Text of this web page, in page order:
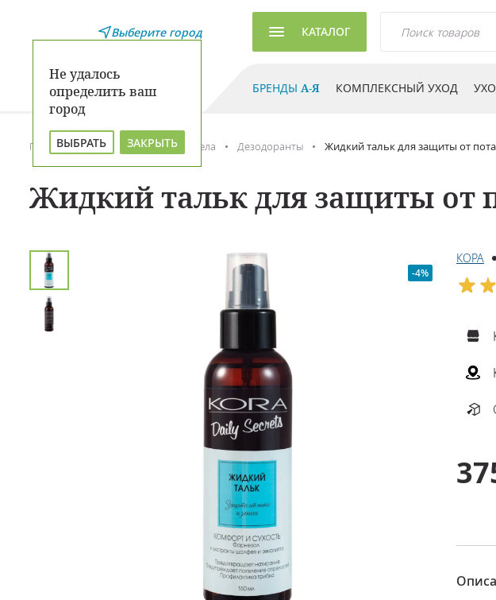
Выберите город
Не удалось
определить ваш
город
ВЫБРАТЬ ЗАКРЫТЬ
КАТАЛОГ
БРЕНДЫ А-Я КОМПЛЕКСНЫЙ УХОД
Главная Каталог Уход для тела Дезодоранты Жидкий тальк для защиты от
Жидкий тальк для защиты от
-4%
КОРА